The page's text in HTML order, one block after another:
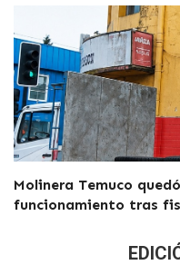
Molinera Temuco
funcionamiento tras